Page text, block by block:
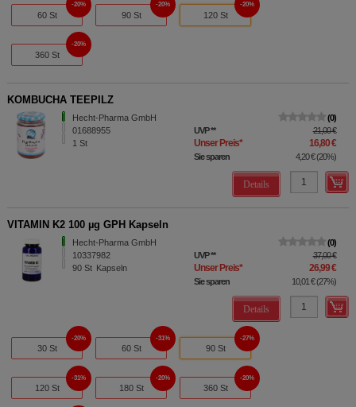
60 St
20%
90 St
20%
120 St
20%
360 St
20%
KOMBUCHA TEEPILZ
Hecht-Pharma GmbH
01688955
1 St
0
UVP** 21,00 €
Unser Preis* 16,80 €
Sie sparen 4,20 €(20%)
Details
VITAMIN K2 100 µg GPH Kapseln
Hecht-Pharma GmbH
10337982
90 St Kapseln
0
UVP** 37,00 €
Unser Preis* 26,99 €
Sie sparen 10,01 €(27%)
Details
30 St
20%
60 St
31%
90 St
27%
120 St
31%
180 St
20%
360 St
20%